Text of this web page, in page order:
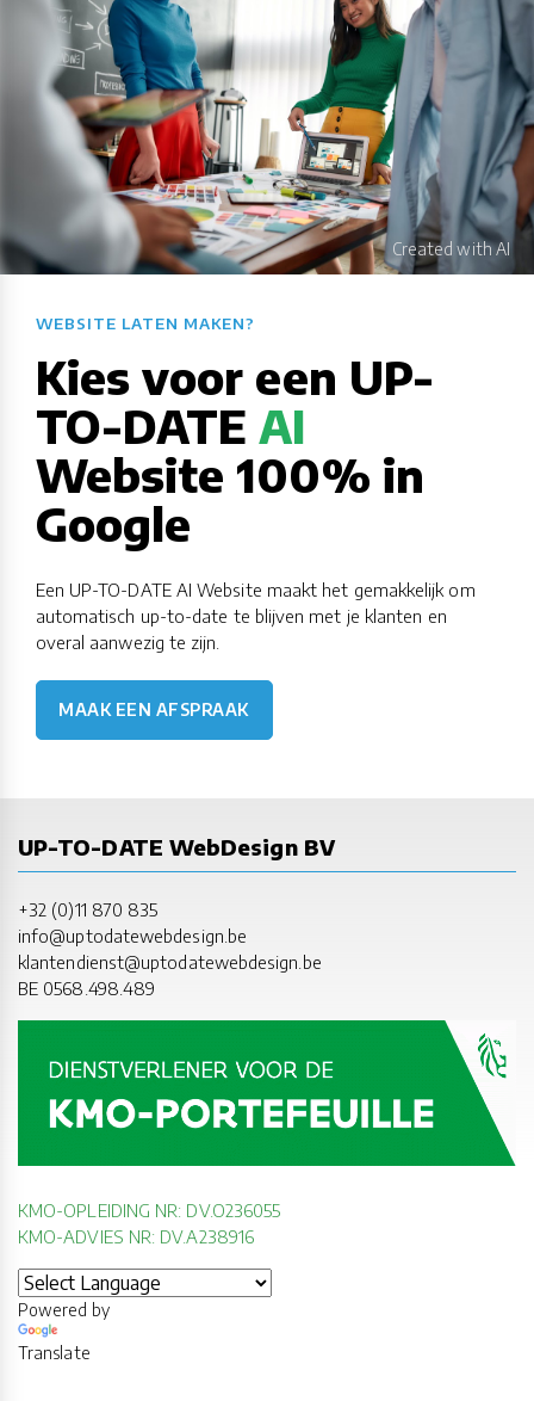
WEBSITE LATEN MAKEN?​​​​​​​​​​​​​​
Kies voor een UP-
TO-DATE AI
Website 100% in
Google
Een UP-TO-DATE AI Website maakt het gemakkelijk om
automatisch up-to-date te blijven met je klanten en
overal aanwezig te zijn.
MAAK EEN AFSPRAAK
UP-TO-DATE WebDesign BV
+32 (0)11 870 835
info@uptodatewebdesign.be
klantendienst@uptodatewebdesign.be
BE 0568.498.489
KMO-OPLEIDING NR: DV.O236055
KMO-ADVIES NR: DV.A238916
Powered by
Translate